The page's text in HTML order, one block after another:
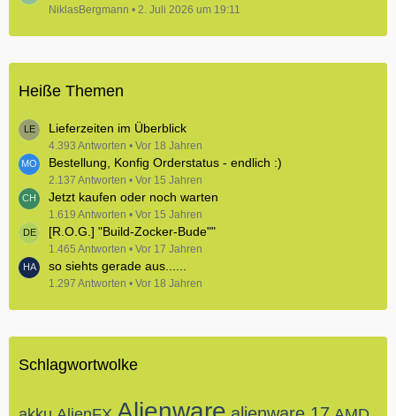
NiklasBergmann 2. Juli 2026 um 19:11
Heiße Themen
Lieferzeiten im Überblick
4.393 Antworten Vor 18 Jahren
Bestellung, Konfig Orderstatus - endlich :)
2.137 Antworten Vor 15 Jahren
Jetzt kaufen oder noch warten
1.619 Antworten Vor 15 Jahren
[R.O.G.] "Build-Zocker-Bude""
1.465 Antworten Vor 17 Jahren
so siehts gerade aus......
1.297 Antworten Vor 18 Jahren
Schlagwortwolke